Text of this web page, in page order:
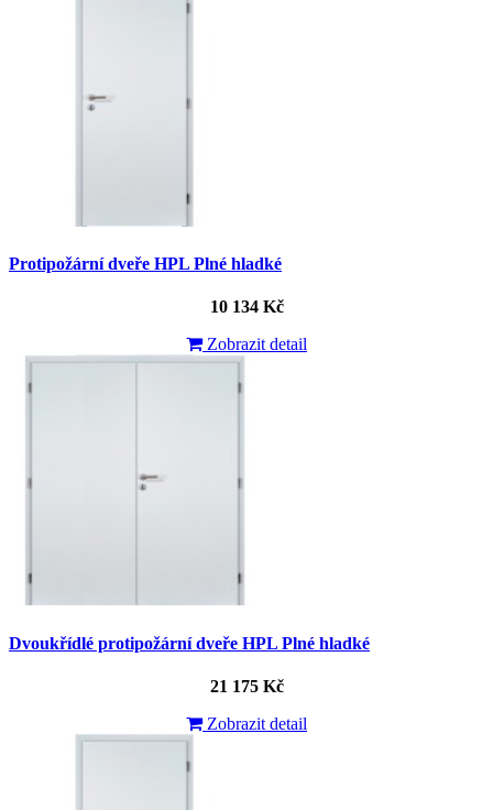
Protipožární dveře HPL Plné hladké
10 134 Kč
Zobrazit detail
Dvoukřídlé protipožární dveře HPL Plné hladké
21 175 Kč
Zobrazit detail